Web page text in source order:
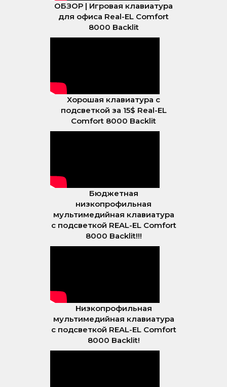
ОБЗОР | Игровая клавиатура
для офиса Real-EL Comfort
8000 Backlit
Хорошая клавиатура с
подсветкой за 15$ Real-EL
Comfort 8000 Backlit
Бюджетная
низкопрофильная
мультимедийная клавиатура
с подсветкой REAL-EL Comfort
8000 Backlit!!!
Низкопрофильная
мультимедийная клавиатура
с подсветкой REAL-EL Comfort
8000 Backlit!